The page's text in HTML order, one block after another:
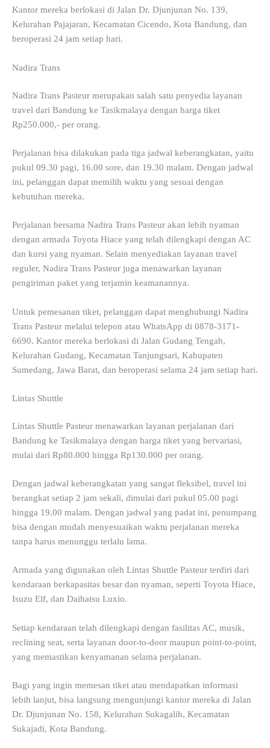
Kantor mereka berlokasi di Jalan Dr. Djunjunan No. 139,
Kelurahan Pajajaran, Kecamatan Cicendo, Kota Bandung, dan
beroperasi 24 jam setiap hari.
Nadira Trans
Nadira Trans Pasteur merupakan salah satu penyedia layanan
travel dari Bandung ke Tasikmalaya dengan harga tiket
Rp250.000,- per orang.
Perjalanan bisa dilakukan pada tiga jadwal keberangkatan, yaitu
pukul 09.30 pagi, 16.00 sore, dan 19.30 malam. Dengan jadwal
ini, pelanggan dapat memilih waktu yang sesuai dengan
kebutuhan mereka.
Perjalanan bersama Nadira Trans Pasteur akan lebih nyaman
dengan armada Toyota Hiace yang telah dilengkapi dengan AC
dan kursi yang nyaman. Selain menyediakan layanan travel
reguler, Nadira Trans Pasteur juga menawarkan layanan
pengiriman paket yang terjamin keamanannya.
Untuk pemesanan tiket, pelanggan dapat menghubungi Nadira
Trans Pasteur melalui telepon atau WhatsApp di 0878-3171-
6690. Kantor mereka berlokasi di Jalan Gudang Tengah,
Kelurahan Gudang, Kecamatan Tanjungsari, Kabupaten
Sumedang, Jawa Barat, dan beroperasi selama 24 jam setiap hari.
Lintas Shuttle
Lintas Shuttle Pasteur menawarkan layanan perjalanan dari
Bandung ke Tasikmalaya dengan harga tiket yang bervariasi,
mulai dari Rp80.000 hingga Rp130.000 per orang.
Dengan jadwal keberangkatan yang sangat fleksibel, travel ini
berangkat setiap 2 jam sekali, dimulai dari pukul 05.00 pagi
hingga 19.00 malam. Dengan jadwal yang padat ini, penumpang
bisa dengan mudah menyesuaikan waktu perjalanan mereka
tanpa harus menunggu terlalu lama.
Armada yang digunakan oleh Lintas Shuttle Pasteur terdiri dari
kendaraan berkapasitas besar dan nyaman, seperti Toyota Hiace,
Isuzu Elf, dan Daihatsu Luxio.
Setiap kendaraan telah dilengkapi dengan fasilitas AC, musik,
reclining seat, serta layanan door-to-door maupun point-to-point,
yang memastikan kenyamanan selama perjalanan.
Bagi yang ingin memesan tiket atau mendapatkan informasi
lebih lanjut, bisa langsung mengunjungi kantor mereka di Jalan
Dr. Djunjunan No. 158, Kelurahan Sukagalih, Kecamatan
Sukajadi, Kota Bandung.